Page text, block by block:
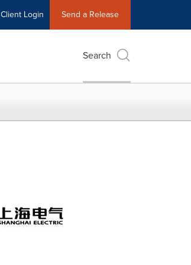
Client Login Send a Release
Search